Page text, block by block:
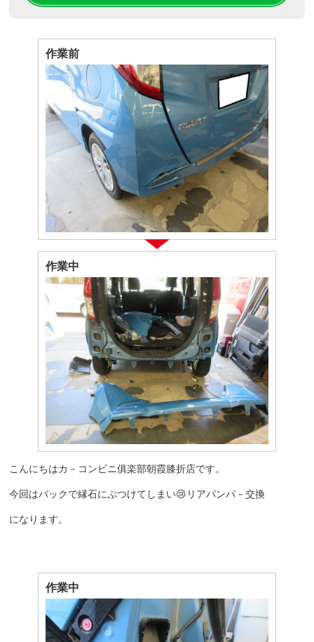
作業前
作業中
こんにちはカ－コンビニ俱楽部朝霞膝折店です。
今回はバックで縁石にぶつけてしまい😢リアバンパ－交換
になります。
作業中